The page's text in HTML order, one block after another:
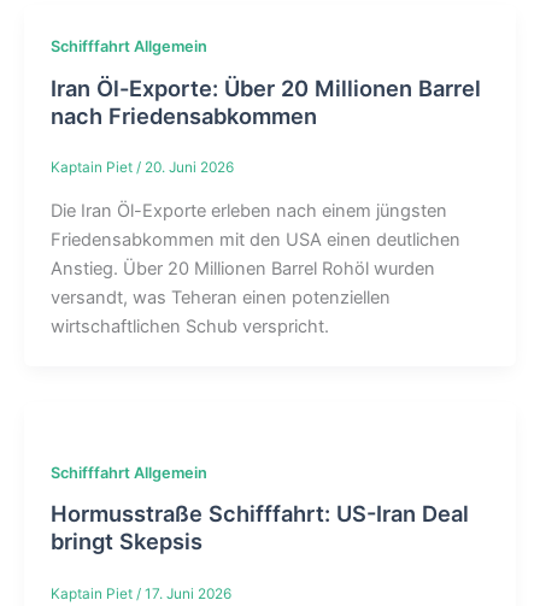
Schifffahrt Allgemein
Iran Öl-Exporte: Über 20 Millionen Barrel
nach Friedensabkommen
Kaptain Piet / 20. Juni 2026
Die Iran Öl-Exporte erleben nach einem jüngsten
Friedensabkommen mit den USA einen deutlichen
Anstieg. Über 20 Millionen Barrel Rohöl wurden
versandt, was Teheran einen potenziellen
wirtschaftlichen Schub verspricht.
Schifffahrt Allgemein
Hormusstraße Schifffahrt: US-Iran Deal
bringt Skepsis
Kaptain Piet / 17. Juni 2026